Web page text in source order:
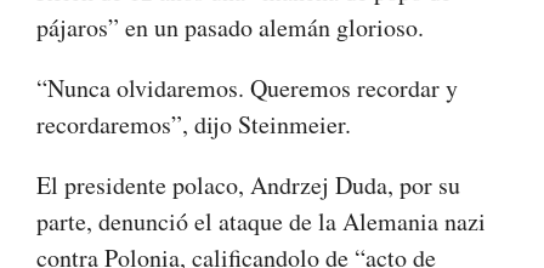
pájaros” en un pasado alemán glorioso.
“Nunca olvidaremos. Queremos recordar y
recordaremos”, dijo Steinmeier.
El presidente polaco, Andrzej Duda, por su
parte, denunció el ataque de la Alemania nazi
contra Polonia, calificandolo de “acto de